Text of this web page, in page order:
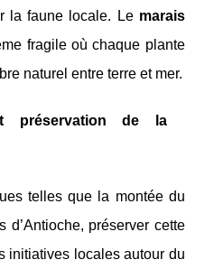
la faune locale. Le marais
fragile où chaque plante
naturel entre terre et mer.
préservation de la
telles que la montée du
d’Antioche, préserver cette
initiatives locales autour du